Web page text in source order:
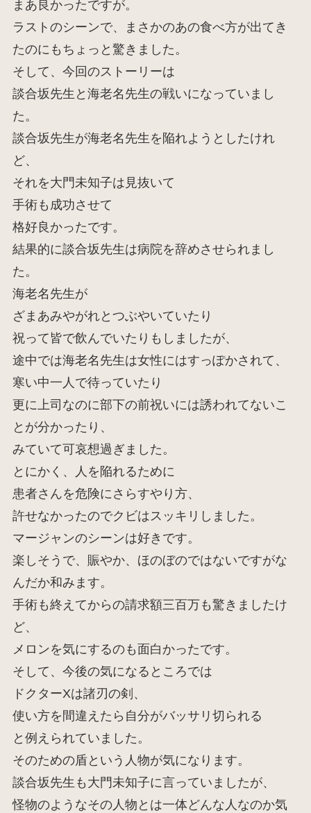
まあ良かったですが。
ラストのシーンで、まさかのあの食べ方が出てき
たのにもちょっと驚きました。
そして、今回のストーリーは
談合坂先生と海老名先生の戦いになっていまし
た。
談合坂先生が海老名先生を陥れようとしたけれ
ど、
それを大門未知子は見抜いて
手術も成功させて
格好良かったです。
結果的に談合坂先生は病院を辞めさせられまし
た。
海老名先生が
ざまあみやがれとつぶやいていたり
祝って皆で飲んでいたりもしましたが、
途中では海老名先生は女性にはすっぽかされて、
寒い中一人で待っていたり
更に上司なのに部下の前祝いには誘われてないこ
とが分かったり、
みていて可哀想過ぎました。
とにかく、人を陥れるために
患者さんを危険にさらすやり方、
許せなかったのでクビはスッキリしました。
マージャンのシーンは好きです。
楽しそうで、賑やか、ほのぼのではないですがな
んだか和みます。
手術も終えてからの請求額三百万も驚きましたけ
ど、
メロンを気にするのも面白かったです。
そして、今後の気になるところでは
ドクターXは諸刃の剣、
使い方を間違えたら自分がバッサリ切られる
と例えられていました。
そのための盾という人物が気になります。
談合坂先生も大門未知子に言っていましたが、
怪物のようなその人物とは一体どんな人なのか気